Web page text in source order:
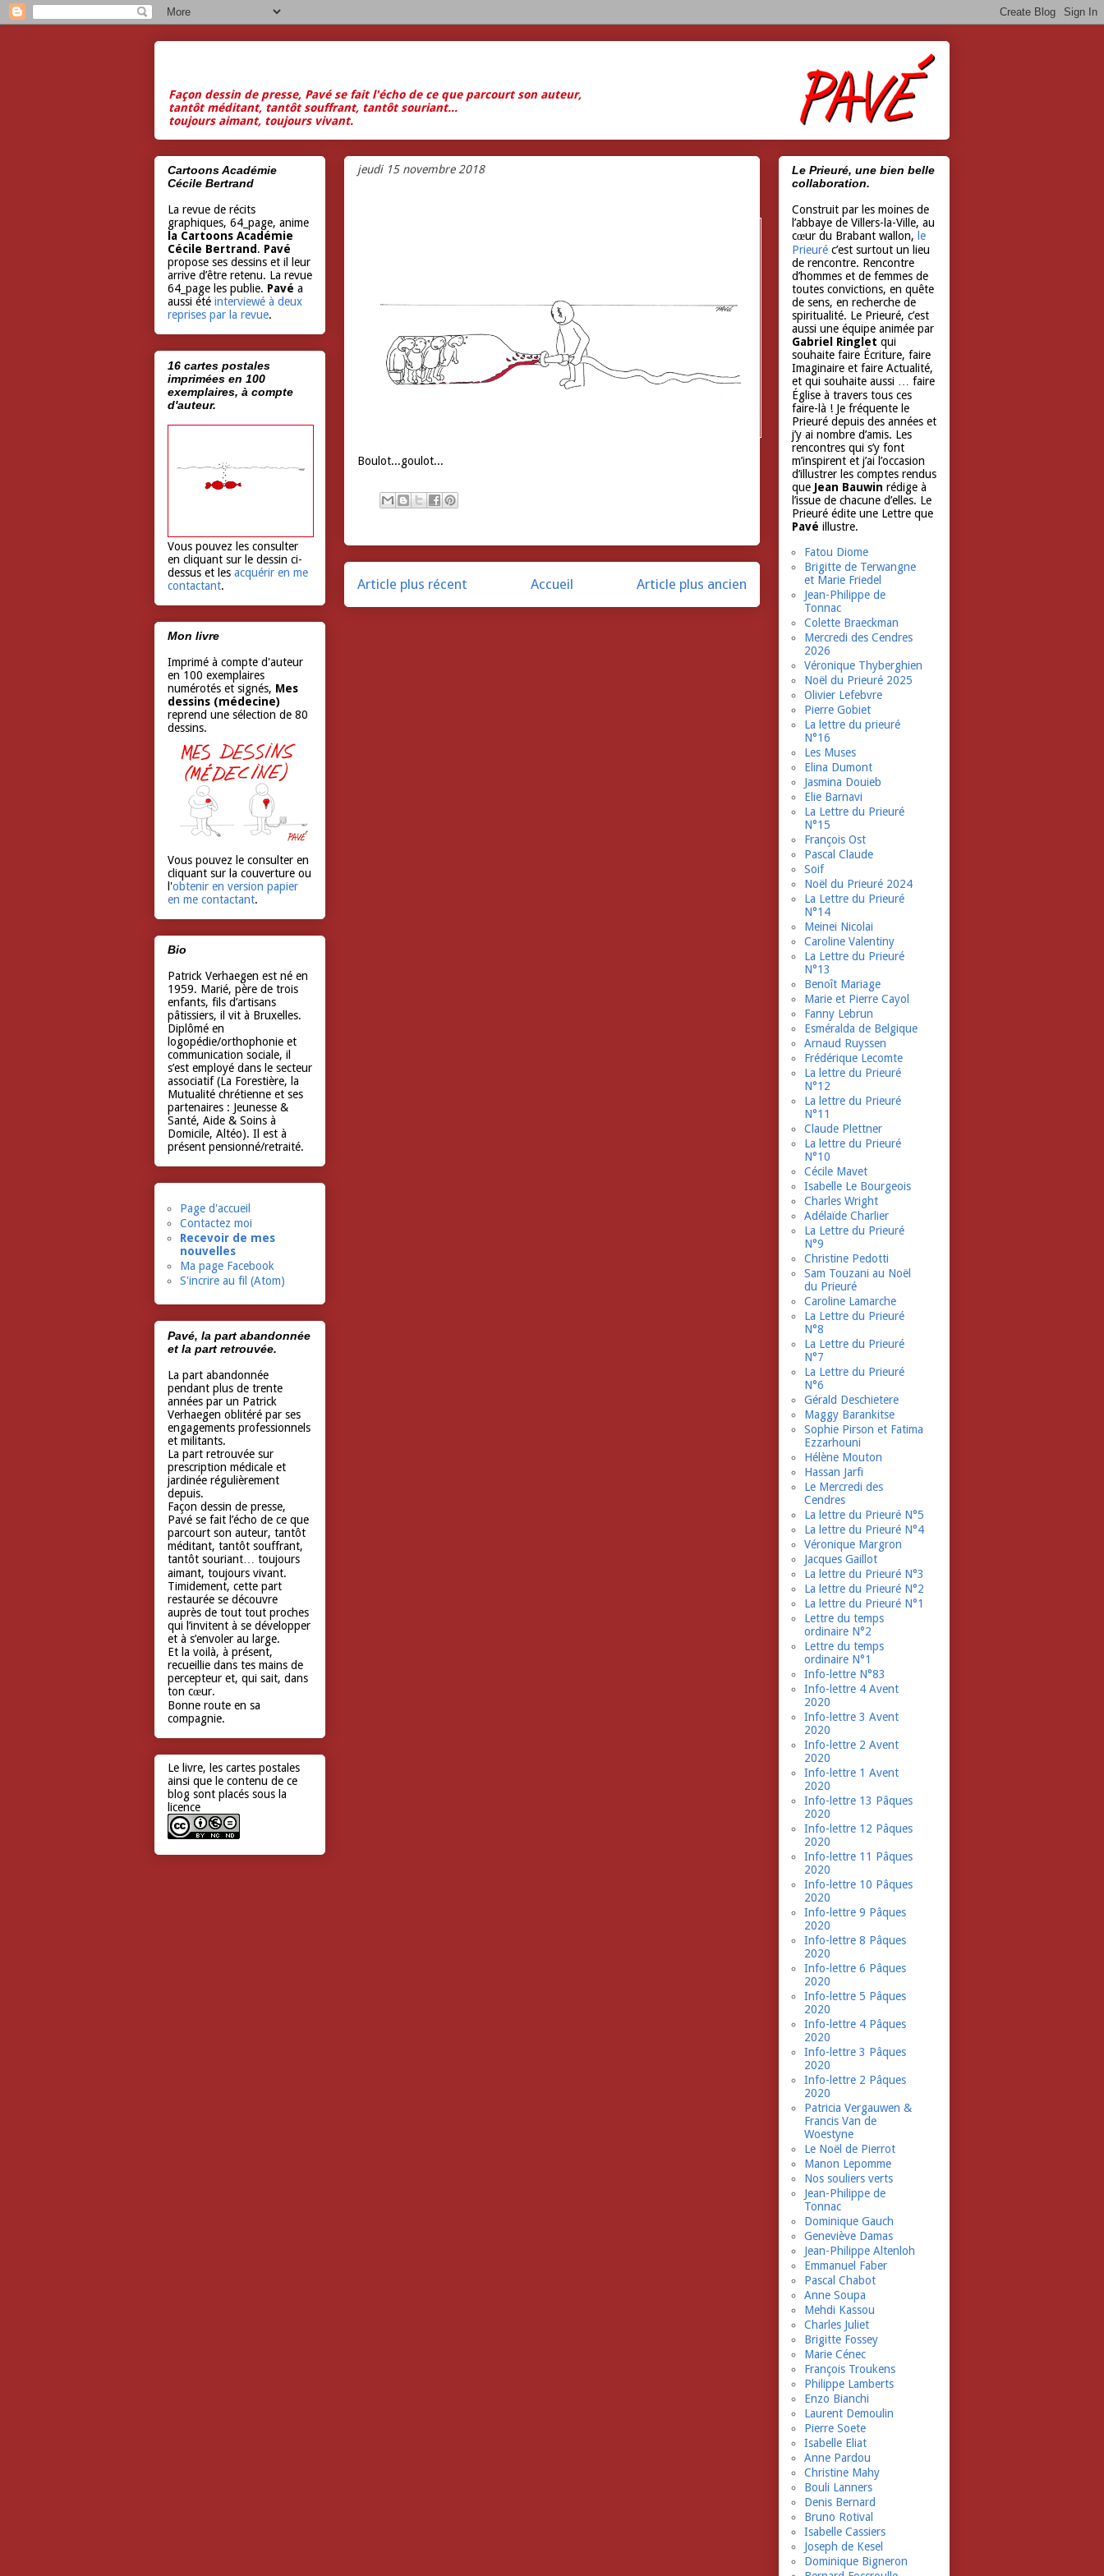
Façon dessin de presse, Pavé se fait l'écho de ce que parcourt son auteur,
tantôt méditant, tantôt souffrant, tantôt souriant...
toujours aimant, toujours vivant.
jeudi 15 novembre 2018
Boulot...goulot...
Article plus récent Article plus ancien
Accueil
Cartoons Académie
Cécile Bertrand
La revue de récits
graphiques, 64_page, anime
la Cartoons Académie
Cécile Bertrand. Pavé
propose ses dessins et il leur
arrive d’être retenu. La revue
64_page les publie. Pavé a
aussi été interviewé à deux
reprises par la revue.
16 cartes postales
imprimées en 100
exemplaires, à compte
d'auteur.
Vous pouvez les consulter
en cliquant sur le dessin ci-
dessus et les acquérir en me
contactant.
Mon livre
Imprimé à compte d'auteur
en 100 exemplaires
numérotés et signés, Mes
dessins (médecine)
reprend une sélection de 80
dessins.
Vous pouvez le consulter en
cliquant sur la couverture ou
l'obtenir en version papier
en me contactant.
Bio
Patrick Verhaegen est né en
1959. Marié, père de trois
enfants, fils d’artisans
pâtissiers, il vit à Bruxelles.
Diplômé en
logopédie/orthophonie et
communication sociale, il
s’est employé dans le secteur
associatif (La Forestière, la
Mutualité chrétienne et ses
partenaires : Jeunesse &
Santé, Aide & Soins à
Domicile, Altéo). Il est à
présent pensionné/retraité.
Page d'accueil
Contactez moi
Recevoir de mes
nouvelles
Ma page Facebook
S'incrire au fil (Atom)
Pavé, la part abandonnée
et la part retrouvée.
La part abandonnée
pendant plus de trente
années par un Patrick
Verhaegen oblitéré par ses
engagements professionnels
et militants.
La part retrouvée sur
prescription médicale et
jardinée régulièrement
depuis.
Façon dessin de presse,
Pavé se fait l’écho de ce que
parcourt son auteur, tantôt
méditant, tantôt souffrant,
tantôt souriant… toujours
aimant, toujours vivant.
Timidement, cette part
restaurée se découvre
auprès de tout tout proches
qui l’invitent à se développer
et à s’envoler au large.
Et la voilà, à présent,
recueillie dans tes mains de
percepteur et, qui sait, dans
ton cœur.
Bonne route en sa
compagnie.
Le livre, les cartes postales
ainsi que le contenu de ce
blog sont placés sous la
licence
Le Prieuré, une bien belle
collaboration.
Construit par les moines de
l’abbaye de Villers-la-Ville, au
cœur du Brabant wallon, le
Prieuré c’est surtout un lieu
de rencontre. Rencontre
d’hommes et de femmes de
toutes convictions, en quête
de sens, en recherche de
spiritualité. Le Prieuré, c’est
aussi une équipe animée par
Gabriel Ringlet qui
souhaite faire Écriture, faire
Imaginaire et faire Actualité,
et qui souhaite aussi … faire
Église à travers tous ces
faire-là ! Je fréquente le
Prieuré depuis des années et
j’y ai nombre d’amis. Les
rencontres qui s’y font
m’inspirent et j’ai l’occasion
d’illustrer les comptes rendus
que Jean Bauwin rédige à
l’issue de chacune d’elles. Le
Prieuré édite une Lettre que
Pavé illustre.
Fatou Diome
Brigitte de Terwangne
et Marie Friedel
Jean-Philippe de
Tonnac
Colette Braeckman
Mercredi des Cendres
2026
Véronique Thyberghien
Noël du Prieuré 2025
Olivier Lefebvre
Pierre Gobiet
La lettre du prieuré
N°16
Les Muses
Elina Dumont
Jasmina Douieb
Elie Barnavi
La Lettre du Prieuré
N°15
François Ost
Pascal Claude
Soif
Noël du Prieuré 2024
La Lettre du Prieuré
N°14
Meinei Nicolai
Caroline Valentiny
La Lettre du Prieuré
N°13
Benoît Mariage
Marie et Pierre Cayol
Fanny Lebrun
Esméralda de Belgique
Arnaud Ruyssen
Frédérique Lecomte
La lettre du Prieuré
N°12
La lettre du Prieuré
N°11
Claude Plettner
La lettre du Prieuré
N°10
Cécile Mavet
Isabelle Le Bourgeois
Charles Wright
Adélaïde Charlier
La Lettre du Prieuré
N°9
Christine Pedotti
Sam Touzani au Noël
du Prieuré
Caroline Lamarche
La Lettre du Prieuré
N°8
La Lettre du Prieuré
N°7
La Lettre du Prieuré
N°6
Gérald Deschietere
Maggy Barankitse
Sophie Pirson et Fatima
Ezzarhouni
Hélène Mouton
Hassan Jarfi
Le Mercredi des
Cendres
La lettre du Prieuré N°5
La lettre du Prieuré N°4
Véronique Margron
Jacques Gaillot
La lettre du Prieuré N°3
La lettre du Prieuré N°2
La lettre du Prieuré N°1
Lettre du temps
ordinaire N°2
Lettre du temps
ordinaire N°1
Info-lettre N°83
Info-lettre 4 Avent
2020
Info-lettre 3 Avent
2020
Info-lettre 2 Avent
2020
Info-lettre 1 Avent
2020
Info-lettre 13 Pâques
2020
Info-lettre 12 Pâques
2020
Info-lettre 11 Pâques
2020
Info-lettre 10 Pâques
2020
Info-lettre 9 Pâques
2020
Info-lettre 8 Pâques
2020
Info-lettre 6 Pâques
2020
Info-lettre 5 Pâques
2020
Info-lettre 4 Pâques
2020
Info-lettre 3 Pâques
2020
Info-lettre 2 Pâques
2020
Patricia Vergauwen &
Francis Van de
Woestyne
Le Noël de Pierrot
Manon Lepomme
Nos souliers verts
Jean-Philippe de
Tonnac
Dominique Gauch
Geneviève Damas
Jean-Philippe Altenloh
Emmanuel Faber
Pascal Chabot
Anne Soupa
Mehdi Kassou
Charles Juliet
Brigitte Fossey
Marie Cénec
François Troukens
Philippe Lamberts
Enzo Bianchi
Laurent Demoulin
Pierre Soete
Isabelle Eliat
Anne Pardou
Christine Mahy
Bouli Lanners
Denis Bernard
Bruno Rotival
Isabelle Cassiers
Joseph de Kesel
Dominique Bigneron